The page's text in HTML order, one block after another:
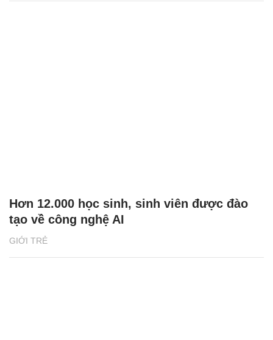
GIỚI TRẺ
Hơn 12.000 học sinh, sinh viên được đào
tạo về công nghệ AI